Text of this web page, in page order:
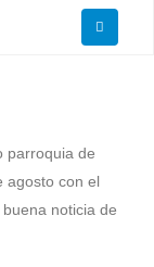
parroquia de
agosto con el
noticia de